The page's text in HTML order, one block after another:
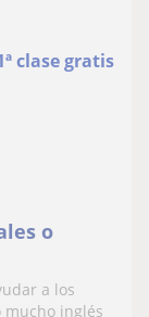
clase gratis
o
a los
mucho inglés